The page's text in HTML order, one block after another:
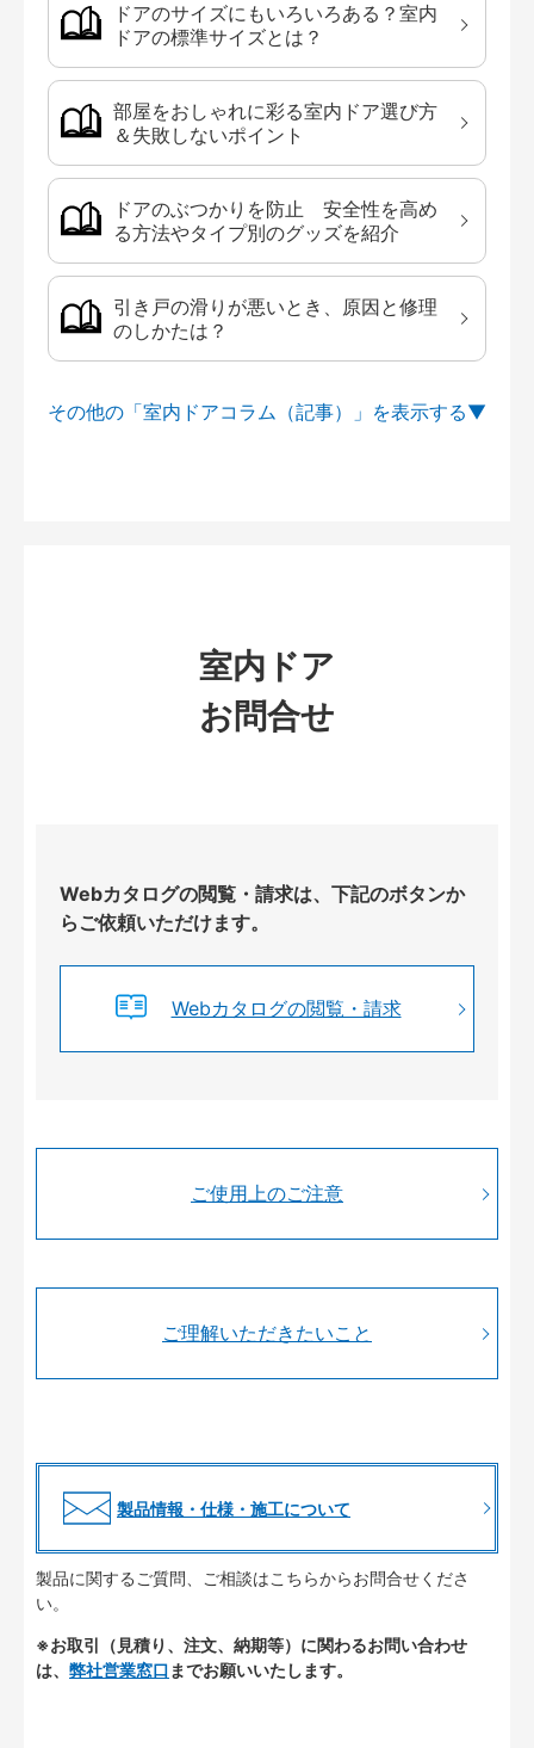
ドアのサイズにもいろいろある？室内
ドアの標準サイズとは？
部屋をおしゃれに彩る室内ドア選び方
＆失敗しないポイント
ドアのぶつかりを防止 安全性を高め
る方法やタイプ別のグッズを紹介
引き戸の滑りが悪いとき、原因と修理
のしかたは？
その他の「室内ドアコラム（記事）」を
室内ドア
お問合せ
Webカタログの閲覧・請求は、下記のボタンか
らご依頼いただけます。
Webカタログの閲覧・請求
ご使用上のご注意
ご理解いただきたいこと
製品情報・仕様・施工について
製品に関するご質問、ご相談はこちらからお問合せくださ
い。
※お取引（見積り、注文、納期等）に関わるお問い合わせ
は、 弊社営業窓口 までお願いいたします。